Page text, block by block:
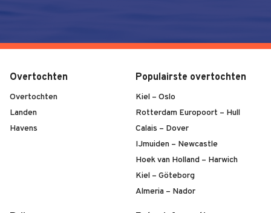
Overtochten
Overtochten
Landen
Havens
Populairste overtochten
Kiel – Oslo
Rotterdam Europoort – Hull
Calais – Dover
IJmuiden – Newcastle
Hoek van Holland – Harwich
Kiel – Göteborg
Almeria – Nador